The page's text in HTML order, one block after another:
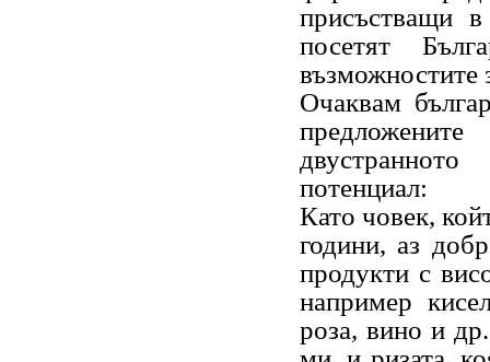
присъстващи
посетят
възможностите
Очаквам
потенциал:
Като човек,
години, аз
продукти с
например
роза, вино и